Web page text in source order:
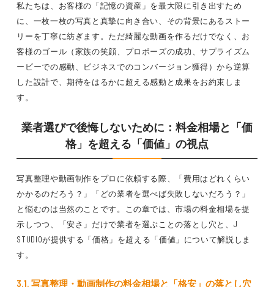
私たちは、お客様の「記憶の資産」を最大限に引き出すため
に、一枚一枚の写真と真摯に向き合い、その背景にあるストー
リーを丁寧に紡ぎます。ただ綺麗な動画を作るだけでなく、お
客様のゴール（家族の笑顔、プロポーズの成功、サプライズム
ービーでの感動、ビジネスでのコンバージョン獲得）から逆算
した設計で、期待をはるかに超える感動と成果をお約束しま
す。
業者選びで後悔しないために：料金相場と「価
格」を超える「価値」の視点
写真整理や動画制作をプロに依頼する際、「費用はどれくらい
かかるのだろう？」「どの業者を選べば失敗しないだろう？」
と悩むのは当然のことです。この章では、市場の料金相場を提
示しつつ、「安さ」だけで業者を選ぶことの落とし穴と、J
STUDIOが提供する「価格」を超える「価値」について解説しま
す。
3.1. 写真整理・動画制作の料金相場と「格安」の落とし穴